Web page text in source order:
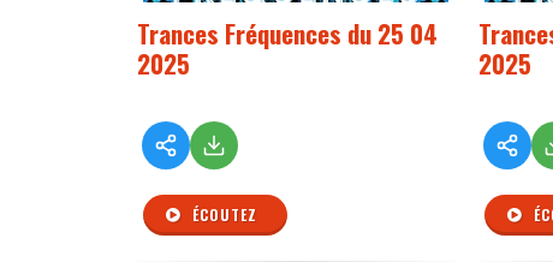
Trances Fréquences du 25 04
2025
ÉCOUTEZ
2025